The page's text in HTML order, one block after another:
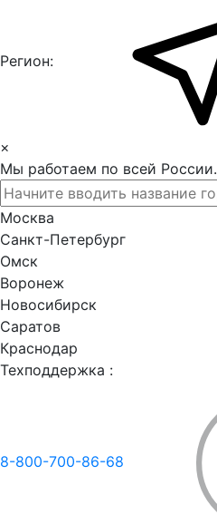
Регион:
×
Мы работаем по всей России.
Москва
Санкт-Петербург
Омск
Воронеж
Новосибирск
Саратов
Краснодар
Техподдержка :
8-800-700-86-68